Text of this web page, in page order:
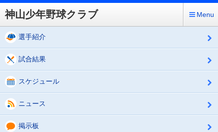
神山少年野球クラブ Menu
選手紹介
試合結果
スケジュール
ニュース
掲示板